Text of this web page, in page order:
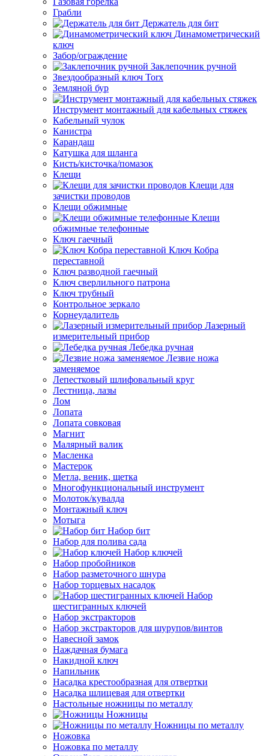
Грабли
Держатель для бит
Динамометрический
ключ
Забор/ограждение
Заклепочник ручной
Звездообразный ключ Torx
Земляной бур
Инструмент монтажный для кабельных стяжек
Кабельный чулок
Канистра
Карандаш
Катушка для шланга
Кисть/кисточка/помазок
Клещи
Клещи для
зачистки проводов
Клещи обжимные
Клещи
обжимные телефонные
Ключ гаечный
Ключ Кобра
переставной
Ключ разводной гаечный
Ключ сверлильного патрона
Ключ трубный
Контрольное зеркало
Корнеудалитель
Лазерный
измерительный прибор
Лебедка ручная
Лезвие ножа
заменяемое
Лепестковый шлифовальный круг
Лестница, лазы
Лом
Лопата
Лопата совковая
Магнит
Малярный валик
Масленка
Мастерок
Метла, веник, щетка
Многофункциональный инструмент
Молоток/кувалда
Монтажный ключ
Мотыга
Набор бит
Набор для полива сада
Набор ключей
Набор пробойников
Набор разметочного шнура
Набор торцевых насадок
Набор
шестигранных ключей
Набор экстракторов
Набор экстракторов для шурупов/винтов
Навесной замок
Наждачная бумага
Накидной ключ
Напильник
Насадка крестообразная для отвертки
Насадка шлицевая для отвертки
Настольные ножницы по металлу
Ножницы
Ножницы по металлу
Ножовка
Ножовка по металлу